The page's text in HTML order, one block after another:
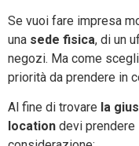
Se vuoi fare impresa
una sede fisica, di un
negozi. Ma come
priorità da prendere in
Al fine di trovare la
location devi prendere